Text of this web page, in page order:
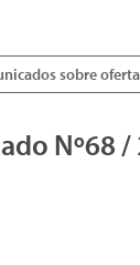
sobre
Nº68